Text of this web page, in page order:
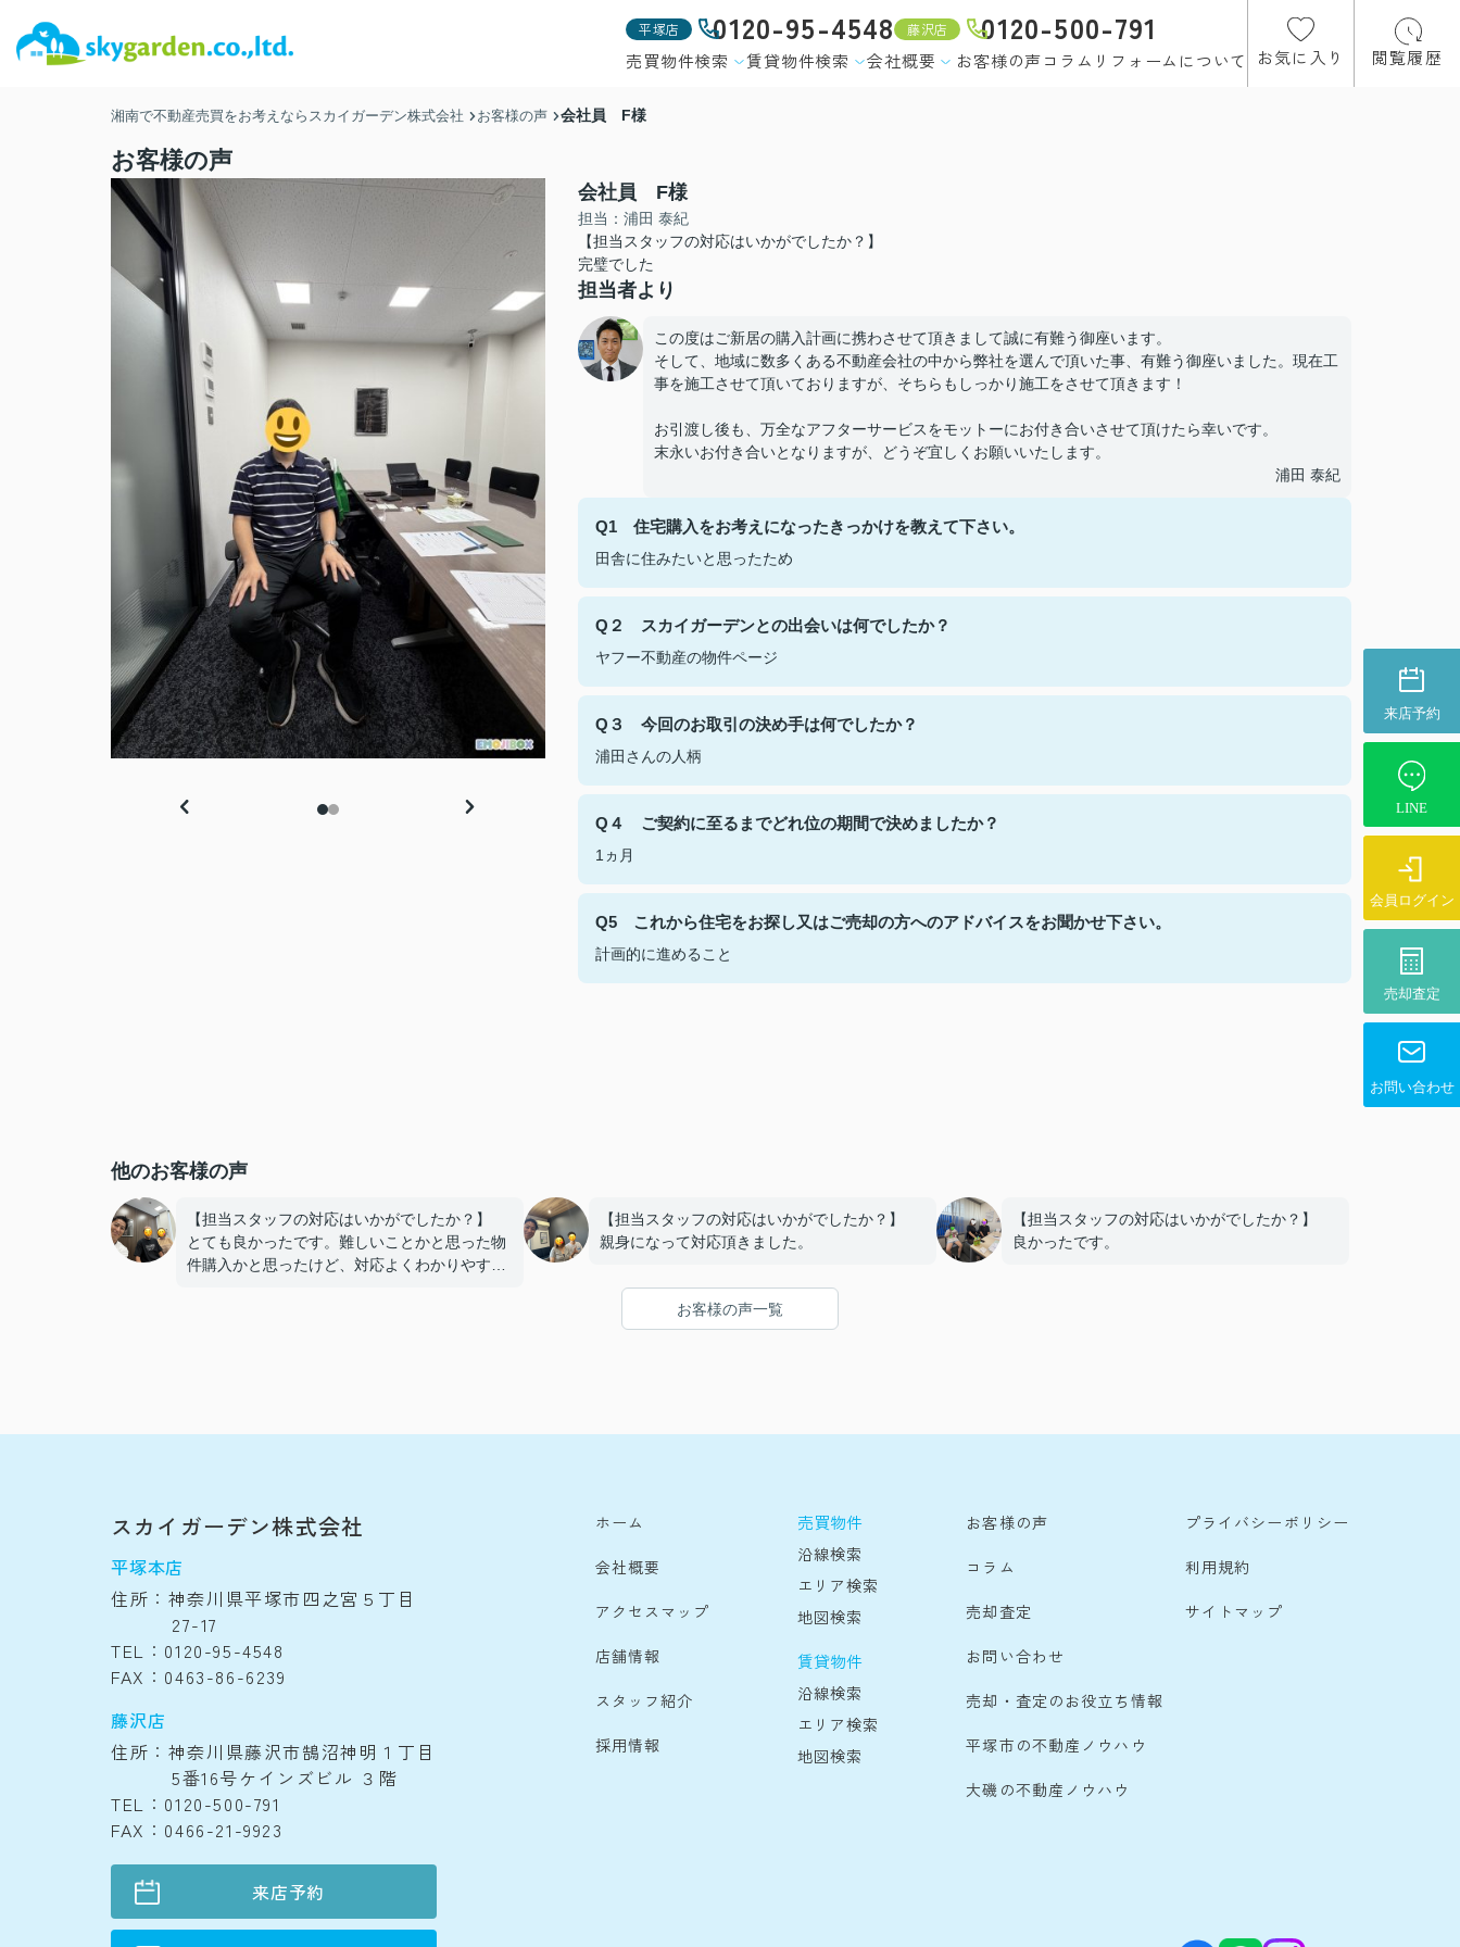
平塚店 0120-95-4548 藤沢店 0120-500-791
売買物件検索 賃貸物件検索 会社概要 お客様の声コラム リフォームについて お気に入り 閲覧履歴
来店予約
LINE
会員ログイン
売却査定
お問い合わせ
湘南で不動産売買をお考えならスカイガーデン株式会社 お客様の声 会社員 F様
お客様の声
会社員 F様
担当：浦田 泰紀
【担当スタッフの対応はいかがでしたか？】
完璧でした
担当者より
この度はご新居の購入計画に携わさせて頂きまして誠に有難う御座います。
そして、地域に数多くある不動産会社の中から弊社を選んで頂いた事、有難う御座いました。現在工
事を施工させて頂いておりますが、そちらもしっかり施工をさせて頂きます！
お引渡し後も、万全なアフターサービスをモットーにお付き合いさせて頂けたら幸いです。
末永いお付き合いとなりますが、どうぞ宜しくお願いいたします。
浦田 泰紀
Q1 住宅購入をお考えになったきっかけを教えて下さい。
田舎に住みたいと思ったため
Q２ スカイガーデンとの出会いは何でしたか？
ヤフー不動産の物件ページ
Q３ 今回のお取引の決め手は何でしたか？
浦田さんの人柄
Q４ ご契約に至るまでどれ位の期間で決めましたか？
1ヵ月
Q5 これから住宅をお探し又はご売却の方へのアドバイスをお聞かせ下さい。
計画的に進めること
他のお客様の声
【担当スタッフの対応はいかがでしたか？】
とても良かったです。難しいことかと思った物
件購入かと思ったけど、対応よくわかりやすい
【担当スタッフの対応はいかがでしたか？】
親身になって対応頂きました。
【担当スタッフの対応はいかがでしたか？】
良かったです。
お客様の声一覧
スカイガーデン株式会社
平塚本店
住所：神奈川県平塚市四之宮５丁目
27-17
TEL：0120-95-4548
FAX：0463-86-6239
藤沢店
住所：神奈川県藤沢市鵠沼神明１丁目
5番16号ケインズビル ３階
TEL：0120-500-791
FAX：0466-21-9923
来店予約
ホーム
会社概要
アクセスマップ
店舗情報
スタッフ紹介
採用情報
売買物件
沿線検索
エリア検索
地図検索
賃貸物件
沿線検索
エリア検索
地図検索
お客様の声
コラム
売却査定
お問い合わせ
売却・査定のお役立ち情報
平塚市の不動産ノウハウ
大磯の不動産ノウハウ
プライバシーポリシー
利用規約
サイトマップ